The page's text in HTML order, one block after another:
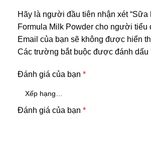
Hãy là người đầu tiên nhận xét “Sữa
Formula Milk Powder cho người tiểu
Email của bạn sẽ không được hiển
Các trường bắt buộc được đánh dấu
Đánh giá của bạn *
Đánh giá của bạn *